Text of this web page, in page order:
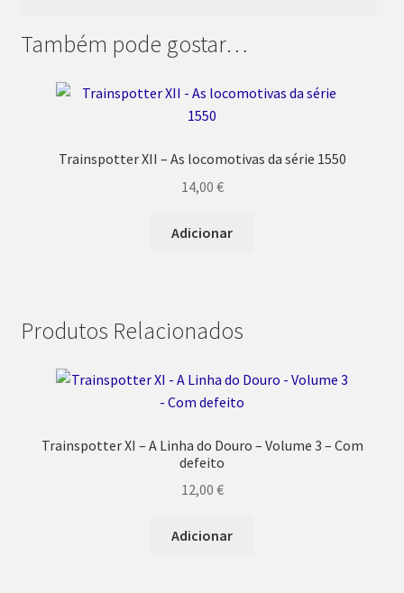
Também pode gostar…
Trainspotter XII – As locomotivas da série 1550
14,00 €
Adicionar
Produtos Relacionados
Trainspotter XI – A Linha do Douro – Volume 3 – Com
defeito
12,00 €
Adicionar